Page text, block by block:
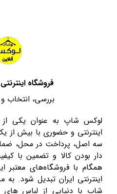
فروشگاه
بررسی، انتخاب
لوکس شاپ به عنوان یکی از
اینترنتی و حضوری با بیش از
سه اصل، پرداخت در محل،
دار بودن کالا و تضمین با
همگام با فروشگاه‌های معتبر
اینترنتی ایران تبدیل شود.
شاپ با دنیایی از لباس